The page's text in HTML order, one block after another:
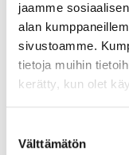
jaamme
alan
sivustoamme.
tietoja muihin
kerätty, kun olet
valinta
Välttämätön